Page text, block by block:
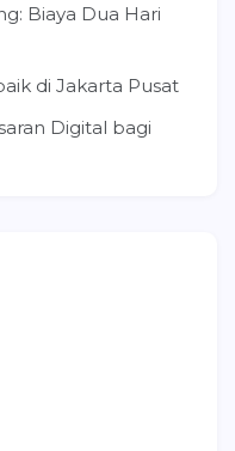
Biaya Dua Hari
di Jakarta Pusat
Digital bagi